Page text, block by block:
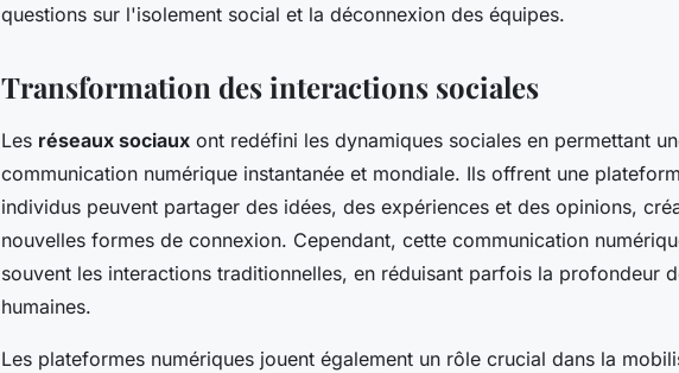
questions sur l'isolement social et la déconnexion des équipes.
Transformation des interactions sociales
Les réseaux sociaux ont redéfini les dynamiques sociales en permettant
communication numérique instantanée et mondiale. Ils offrent une
individus peuvent partager des idées, des expériences et des opinions,
nouvelles formes de connexion. Cependant, cette communication
souvent les interactions traditionnelles, en réduisant parfois la profondeur
humaines.
Les plateformes numériques jouent également un rôle crucial dans la